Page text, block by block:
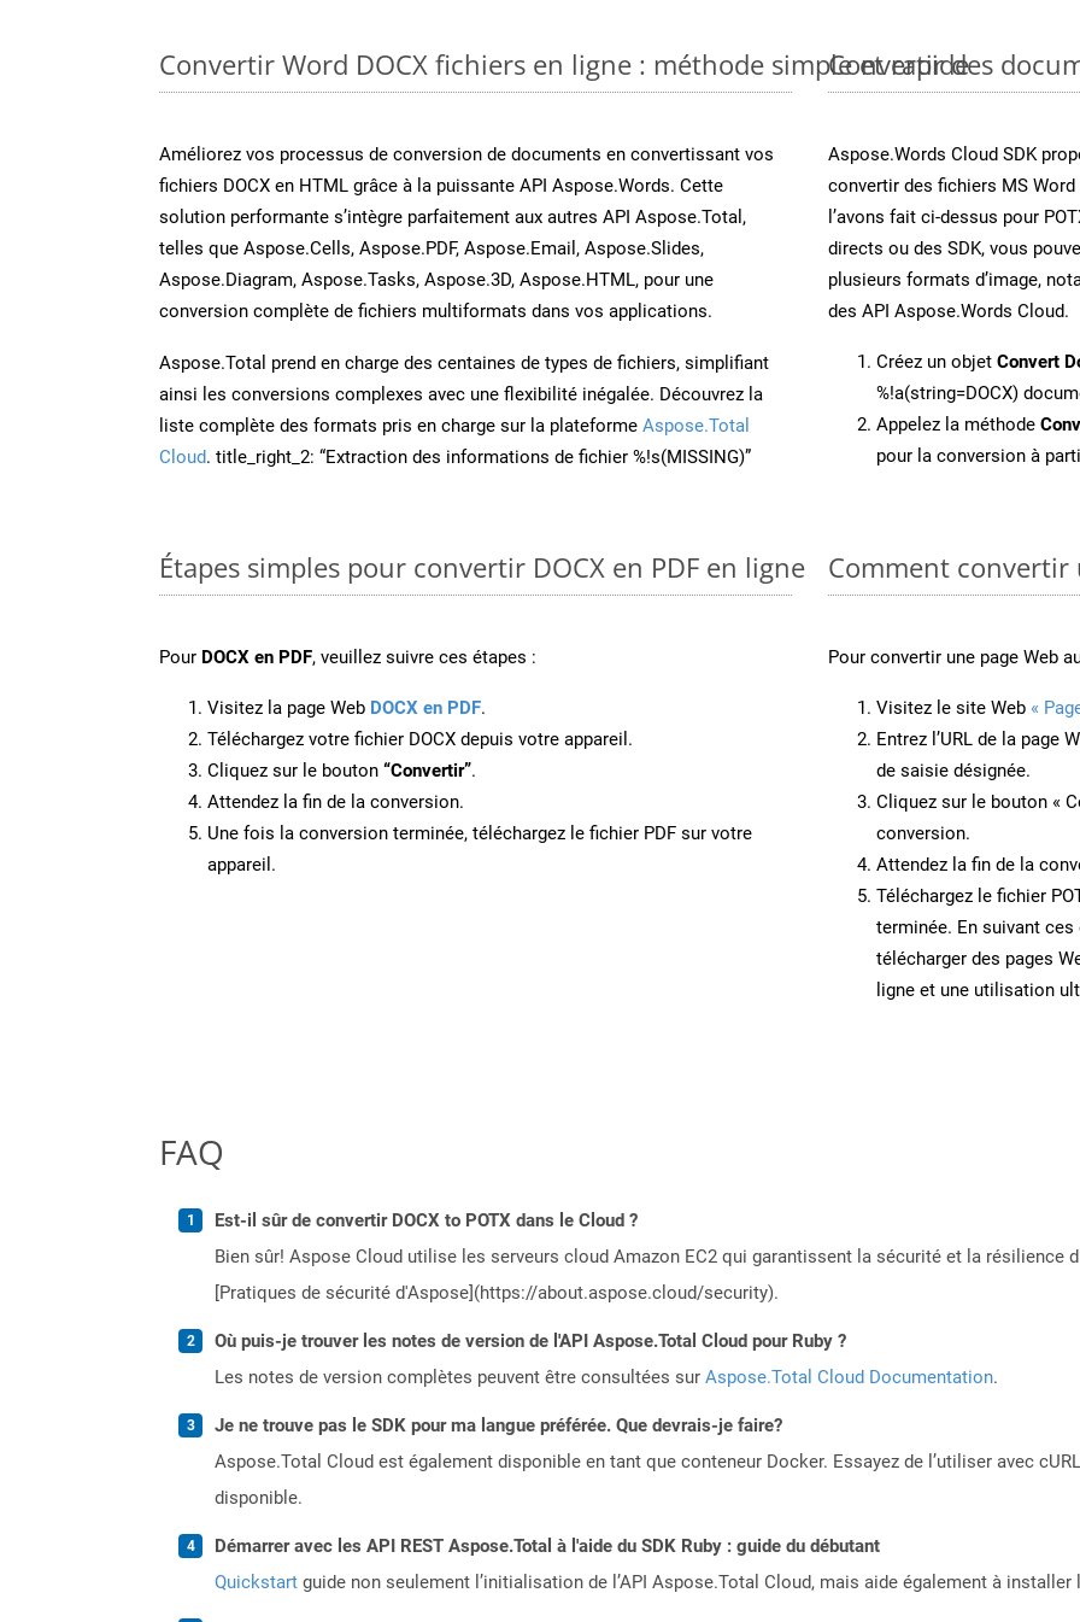
Convertir Word DOCX fichiers en ligne : méthode simple et rapide
Améliorez vos processus de conversion de documents en convertissant vos
fichiers DOCX en HTML grâce à la puissante API Aspose.Words. Cette
solution performante s’intègre parfaitement aux autres API Aspose.Total,
telles que Aspose.Cells, Aspose.PDF, Aspose.Email, Aspose.Slides,
Aspose.Diagram, Aspose.Tasks, Aspose.3D, Aspose.HTML, pour une
conversion complète de fichiers multiformats dans vos applications.
Aspose.Total prend en charge des centaines de types de fichiers, simplifiant
ainsi les conversions complexes avec une flexibilité inégalée. Découvrez la
liste complète des formats pris en charge sur la plateforme Aspose.Total
Cloud. title_right_2: “Extraction des informations de fichier %!s(MISSING)”
Convertir des
Aspose.Words Cloud SDK
convertir des fichiers MS
l’avons fait ci-dessus pour
directs ou des SDK, vous
plusieurs formats d’image,
des API Aspose.Words Cloud.
Créez un objet Convert
%!a(string=DOCX)
Appelez la méthode
pour la conversion à
Étapes simples pour convertir DOCX en PDF en ligne
Pour DOCX en PDF, veuillez suivre ces étapes :
Visitez la page Web DOCX en PDF.
Téléchargez votre fichier DOCX depuis votre appareil.
Cliquez sur le bouton “Convertir”.
Attendez la fin de la conversion.
Une fois la conversion terminée, téléchargez le fichier PDF sur votre
appareil.
Comment convertir
Pour convertir une page Web
Visitez le site Web «
Entrez l’URL de la page
de saisie désignée.
Cliquez sur le bouton «
conversion.
Attendez la fin de la
Téléchargez le fichier
terminée. En suivant
télécharger des pages
ligne et une utilisation
FAQ
Est-il sûr de convertir DOCX to POTX dans le Cloud ?
Bien sûr! Aspose Cloud utilise les serveurs cloud Amazon EC2 qui garantissent la sécurité et la résilience
[Pratiques de sécurité d'Aspose](https://about.aspose.cloud/security).
Où puis-je trouver les notes de version de l'API Aspose.Total Cloud pour Ruby ?
Les notes de version complètes peuvent être consultées sur Aspose.Total Cloud Documentation.
Je ne trouve pas le SDK pour ma langue préférée. Que devrais-je faire?
Aspose.Total Cloud est également disponible en tant que conteneur Docker. Essayez de l’utiliser avec
disponible.
Démarrer avec les API REST Aspose.Total à l'aide du SDK Ruby : guide du débutant
Quickstart guide non seulement l’initialisation de l’API Aspose.Total Cloud, mais aide également à